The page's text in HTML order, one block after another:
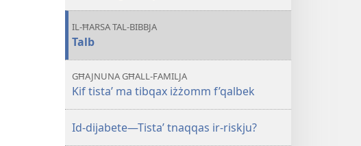
IL-ĦARSA TAL-BIBBJA
Talb
GĦAJNUNA GĦALL-FAMILJA
Kif tista’ ma tibqax iżżomm f’qalbek
Id-dijabete—Tista’ tnaqqas ir-riskju?